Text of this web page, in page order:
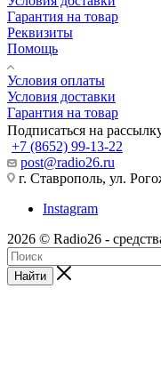
Гарантия на товар
Реквизиты
Помощь
Условия оплаты
Условия доставки
Гарантия на товар
Подписаться на
+7 (8652) 99-13-22
post@radio26.ru
г. Ставрополь, ул.
Instagram
2026 © Radio26 -
Найти